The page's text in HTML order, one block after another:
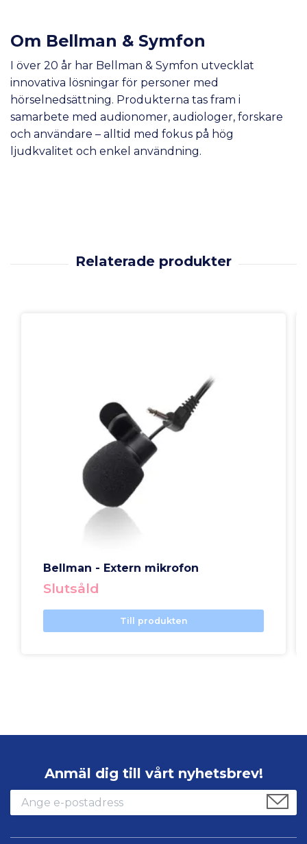
Om Bellman & Symfon
I över 20 år har Bellman & Symfon utvecklat
innovativa lösningar för personer med
hörselnedsättning. Produkterna tas fram i
samarbete med audionomer, audiologer, forskare
och användare – alltid med fokus på hög
ljudkvalitet och enkel användning.
Bellman - Extern mikrofon
Slutsåld
Till produkten
Anmäl dig till vårt nyhetsbrev!